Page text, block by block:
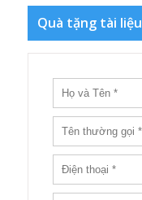
Quà tặng tài liệu